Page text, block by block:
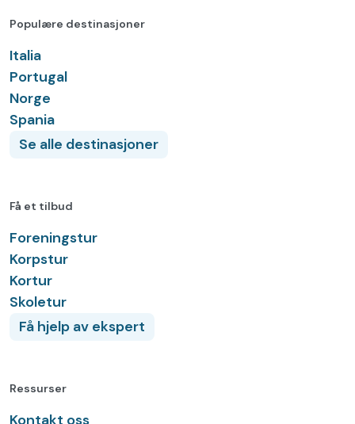
Populære destinasjoner
Italia
Portugal
Norge
Spania
Se alle destinasjoner
Få et tilbud
Foreningstur
Korpstur
Kortur
Skoletur
Få hjelp av ekspert
Ressurser
Kontakt oss